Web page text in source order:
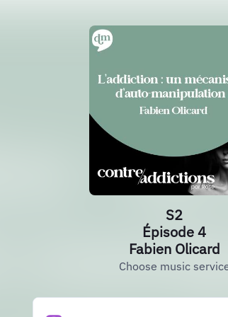
S2
Épisode 4
Fabien Olicard
Choose music